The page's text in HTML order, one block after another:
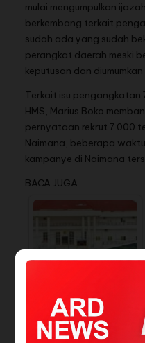
mulai mengumpulkan
berkembang terkait
sudah ada yang sudah
perangkat daerah meski
keputusan dan
Terkait isu pengangkatan
HMS, Marius Boko
pernyataan rekrut 7.000
Naimana, beberapa
kampanye di Naimana
BACA JUGA